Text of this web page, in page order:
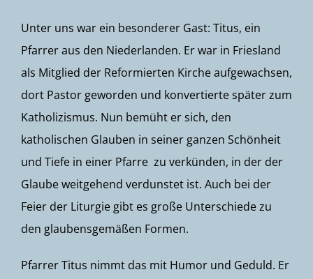
Unter uns war ein besonderer Gast: Titus, ein
Pfarrer aus den Niederlanden. Er war in Friesland
als Mitglied der Reformierten Kirche aufgewachsen,
dort Pastor geworden und konvertierte später zum
Katholizismus. Nun bemüht er sich, den
katholischen Glauben in seiner ganzen Schönheit
und Tiefe in einer Pfarre zu verkünden, in der der
Glaube weitgehend verdunstet ist. Auch bei der
Feier der Liturgie gibt es große Unterschiede zu
den glaubensgemäßen Formen.
Pfarrer Titus nimmt das mit Humor und Geduld. Er